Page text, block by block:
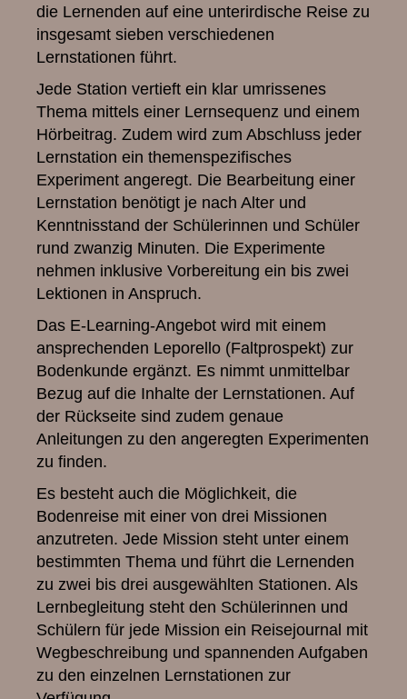
die Lernenden auf eine unterirdische Reise zu
insgesamt sieben verschiedenen
Lernstationen führt.
Jede Station vertieft ein klar umrissenes
Thema mittels einer Lernsequenz und einem
Hörbeitrag. Zudem wird zum Abschluss jeder
Lernstation ein themenspezifisches
Experiment angeregt. Die Bearbeitung einer
Lernstation benötigt je nach Alter und
Kenntnisstand der Schülerinnen und Schüler
rund zwanzig Minuten. Die Experimente
nehmen inklusive Vorbereitung ein bis zwei
Lektionen in Anspruch.
Das E-Learning-Angebot wird mit einem
ansprechenden Leporello (Faltprospekt) zur
Bodenkunde ergänzt. Es nimmt unmittelbar
Bezug auf die Inhalte der Lernstationen. Auf
der Rückseite sind zudem genaue
Anleitungen zu den angeregten Experimenten
zu finden.
Es besteht auch die Möglichkeit, die
Bodenreise mit einer von drei Missionen
anzutreten. Jede Mission steht unter einem
bestimmten Thema und führt die Lernenden
zu zwei bis drei ausgewählten Stationen. Als
Lernbegleitung steht den Schülerinnen und
Schülern für jede Mission ein Reisejournal mit
Wegbeschreibung und spannenden Aufgaben
zu den einzelnen Lernstationen zur